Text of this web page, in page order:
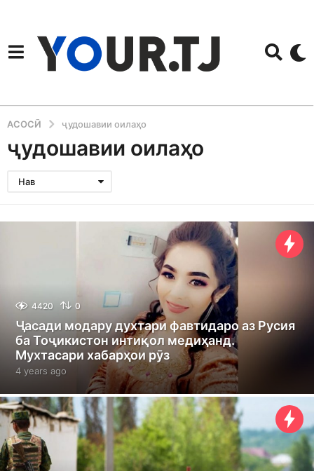
АСОСӢ ҷудошавии оилаҳо
ҷудошавии оилаҳо
Нав
4420 0
Ҷасади модару духтари фавтидаро аз Русия
ба Тоҷикистон интиқол медиҳанд.
Мухтасари хабарҳои рӯз
4 years ago
e
a
r